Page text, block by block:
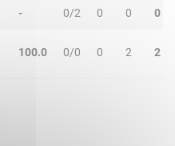
- 0/2 0 0 0
100.0 0/0 0 2 2